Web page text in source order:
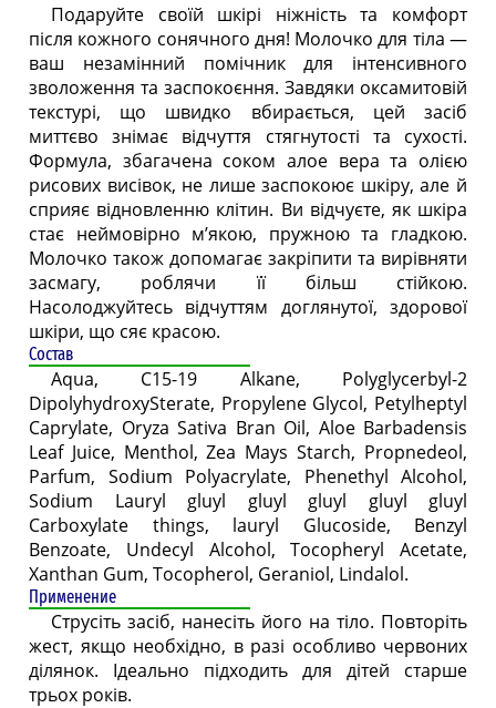
Подаруйте своїй шкірі ніжність та комфорт
після кожного сонячного дня! Молочко для тіла —
ваш незамінний помічник для інтенсивного
зволоження та заспокоєння. Завдяки оксамитовій
текстурі, що швидко вбирається, цей засіб
миттєво знімає відчуття стягнутості та сухості.
Формула, збагачена соком алое вера та олією
рисових висівок, не лише заспокоює шкіру, але й
сприяє відновленню клітин. Ви відчуєте, як шкіра
стає неймовірно м’якою, пружною та гладкою.
Молочко також допомагає закріпити та вирівняти
засмагу, роблячи її більш стійкою.
Насолоджуйтесь відчуттям доглянутої, здорової
шкіри, що сяє красою.
Состав
Aqua, C15-19 Alkane, Polyglycerbyl-2
DipolyhydroxySterate, Propylene Glycol, Petylheptyl
Caprylate, Oryza Sativa Bran Oil, Aloe Barbadensis
Leaf Juice, Menthol, Zea Mays Starch, Propnedeol,
Parfum, Sodium Polyacrylate, Phenethyl Alcohol,
Sodium Lauryl gluyl gluyl gluyl gluyl gluyl
Carboxylate things, lauryl Glucoside, Benzyl
Benzoate, Undecyl Alcohol, Tocopheryl Acetate,
Xanthan Gum, Tocopherol, Geraniol, Lindalol.
Применение
Струсіть засіб, нанесіть його на тіло. Повторіть
жест, якщо необхідно, в разі особливо червоних
ділянок. Ідеально підходить для дітей старше
трьох років.